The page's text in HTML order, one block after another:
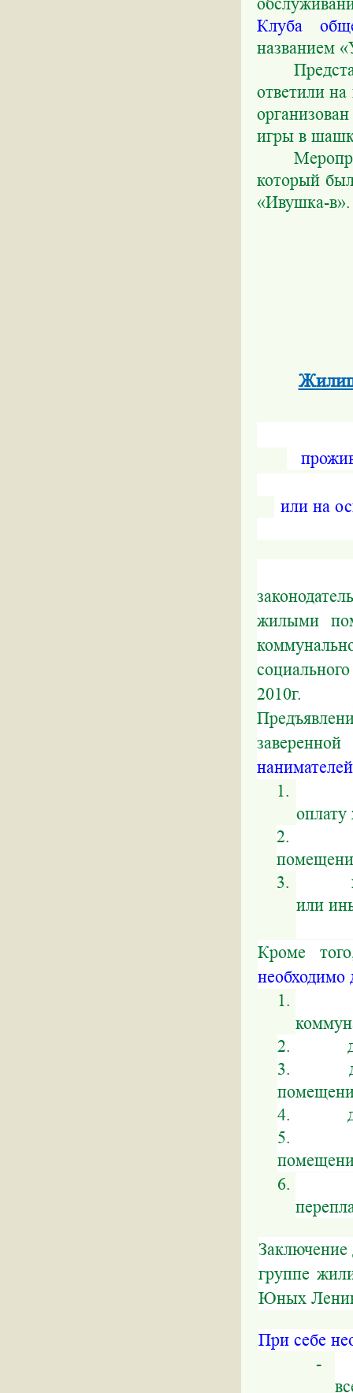
Клуба
названием
ответили
игры в
который
«Ивушка-в».
или на
жилыми
2010г.
нанимателей
1. при
2. при
3. при
или
Кроме
необходимо
1.
2. для
3. для
4. для
5. для
6.
Заключение
группе
Юных
При себе
-